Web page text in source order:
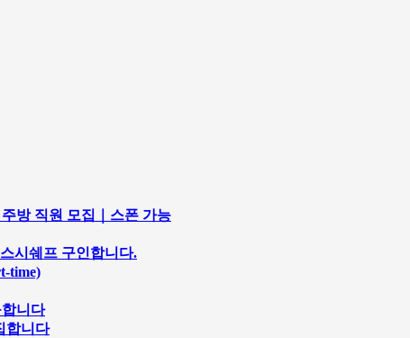
방 직원 모집｜스폰 가능
시쉐프 구인합니다.
time)
니다
합니다